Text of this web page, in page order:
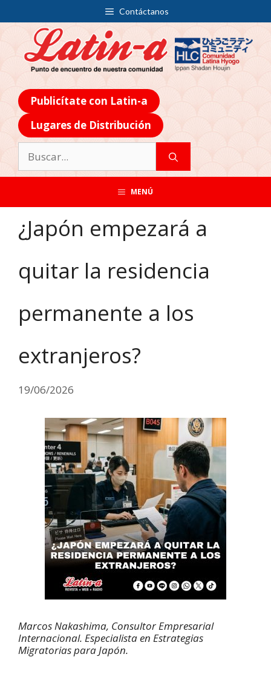
Contáctanos
Publicítate con Latin-a
Lugares de Distribución
MENÚ
¿Japón empezará a
quitar la residencia
permanente a los
extranjeros?
19/06/2026
Marcos Nakashima, Consultor Empresarial
Internacional. Especialista en Estrategias
Migratorias para Japón.